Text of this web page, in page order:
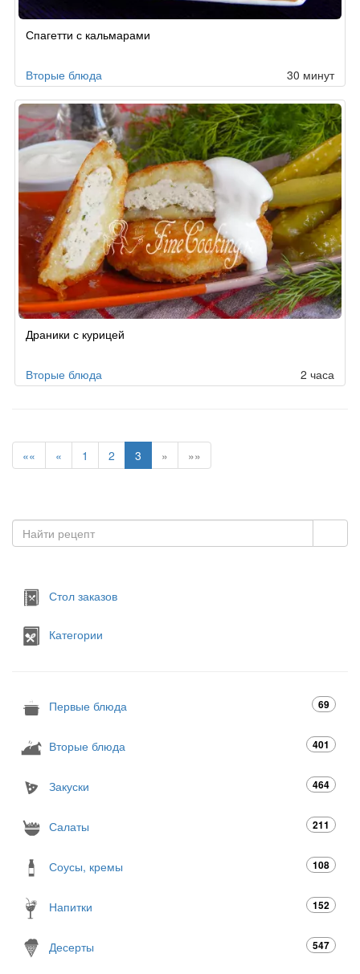
Спагетти с кальмарами
Вторые блюда 30 минут
Драники с курицей
Вторые блюда 2 часа
«« « 1 2 3 » »»
Стол заказов
Категории
Первые блюда 69
Вторые блюда 401
Закуски 464
Салаты 211
Соусы, кремы 108
Напитки 152
Десерты 547